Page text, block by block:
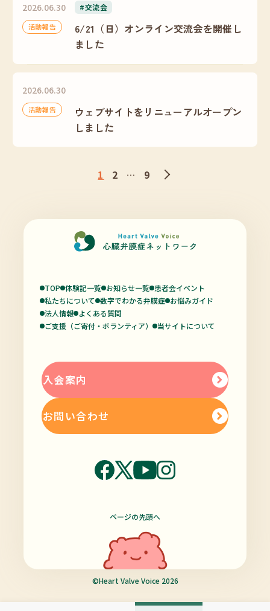
2026.06.30
活動報告
6/21（日）オンライン交流会を開催し
ました
#交流会
2026.06.30
活動報告
ウェブサイトをリニューアルオープン
しました
1 2 … 9
TOP 体験記一覧 お知らせ一覧 患者会イベント
私たちについて 数字でわかる弁膜症 お悩みガイド
法人情報 よくある質問
ご支援（ご寄付・ボランティア）
当サイトについて
入会案内
お問い合わせ
ページの先頭へ
©Heart Valve Voice 2026